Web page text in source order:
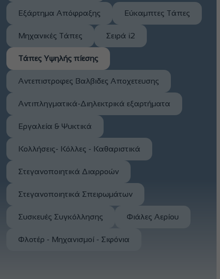
Εξάρτημα Απόφραξης Εύκαμπτες Τάπες
Μηχανικές Τάπες Σειρά i2
Τάπες Υψηλής πίεσης
Αντεπιστροφες Βαλβιδες Αποχετευσης
Αντιπληγματικά-Διηλεκτρικά εξαρτήματα
Εργαλεία & Ψυκτικά
Κολλήσεις- Κόλλες - Καθαριστικά
Στεγανοποιητικά Διαρροών
Στεγανοποιητικά Σπειρωμάτων
Συσκευές Συγκόλλησης Φιάλες Αερίου
Φλοτέρ - Μηχανισμοί - Σιφόνια